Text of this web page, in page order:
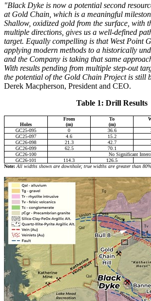
"Black Dyke is now a potential second
at Gold Chain, which is a meaningful
Shallow, oxidized gold from the surface, with
multiple directions, gives us a well-defined
target. Equally compelling is that West Point
applying modern methods to a historically
and the Company is taking that same
With results pending from multiple step-out
the potential of the Gold Chain Project is still
Derek Macpherson, President and CEO.
Table 1: Drill Results
Holes
From
(m)
To
(m)
GC25-095
0 36.6
GC25-097
4.6 15.2
GC26-098
21.3 42.7
GC26-099
62.5 70.1
GC26-100
No Significant
GC26-101
114.3 126.5
Note: All widths shown are downhole; true widths are greater than